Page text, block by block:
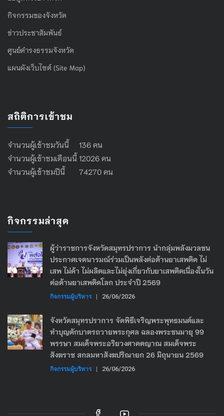
กิจกรรมของจังหวัด
ข่าวประชาสัมพันธ์
ศูนย์ดำรงธรรมจังหวัด
แผนผังเว็บไซต์ (Site Map)
สถิติการเข้าชม
จำนวนผู้เข้าชมวันนี้ 136 คน
จำนวนผู้เข้าชมเดือนนี้ 12026 คน
จำนวนผู้เข้าชมปีนี้ 74270 คน
กิจกรรมล่าสุด
ผู้ว่าราชการจังหวัดสมุทรปราการ นำกลุ่มพลังมวลชน
ประกาศเจตนารมณ์ร่วมเป็นพลังต่อต้านยาเสพติด ไม่
เสพ ไม่ค้า ไม่ผลิตและไม่ยุ่งเกี่ยวกับยาเสพติดเนื่องในวัน
ต่อต้านยาเสพติดโลก ประจำปี 2569
กิจกรรมผู้บริหาร | 26/06/2026
จังหวัดสมุทรปราการ จัดพิธีเจริญพระพุทธมนต์และ
ทำบุญตักบาตรถวายพระกุศล ฉลองพระชนมายุ 99
พรรษา สมเด็จพระอริยวงศาคตญาณ สมเด็จพระ
สังฆราช สกลมหาสังฆปริณายก 26 มิถุนายน 2569
กิจกรรมผู้บริหาร | 26/06/2026